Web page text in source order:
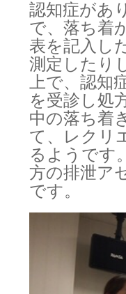
認知症があ
で、落ち着
表を記入し
測定したり
上で、認知
を受診し処
中の落ち着
て、レクリ
るようです
方の排泄ア
です。